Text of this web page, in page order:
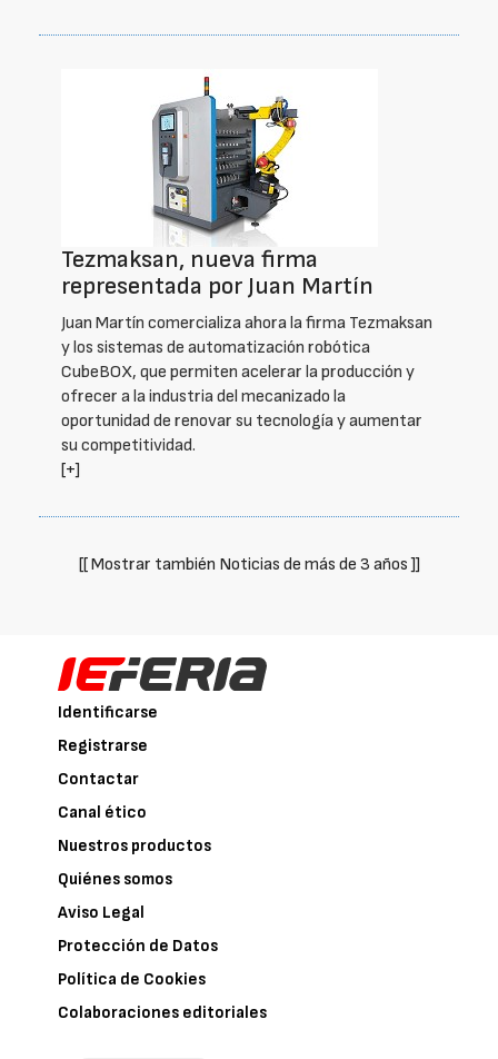
Tezmaksan, nueva firma
representada por Juan Martín
Juan Martín comercializa ahora la firma Tezmaksan
y los sistemas de automatización robótica
CubeBOX, que permiten acelerar la producción y
ofrecer a la industria del mecanizado la
oportunidad de renovar su tecnología y aumentar
su competitividad.
[+]
[[ Mostrar también Noticias de más de 3 años ]]
Identificarse
Registrarse
Contactar
Canal ético
Nuestros productos
Quiénes somos
Aviso Legal
Protección de Datos
Política de Cookies
Colaboraciones editoriales